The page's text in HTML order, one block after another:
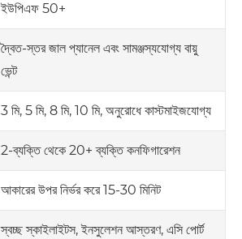
ইউপিএফ 50+
দ্বৈত-স্তর জাল প্যানেল এবং সামঞ্জস্যযোগ্য বায়ু
ভেন্ট
3 মি, 5 মি, 8 মি, 10 মি, অনুরোধে কাস্টমাইজযোগ্য
2-ব্যক্তি থেকে 20+ ব্যক্তি কনফিগারেশন
আকারের উপর নির্ভর করে 15-30 মিনিট
স্বচ্ছ স্কাইলাইটস, ইনসুলেশন আস্তরণ, এসি পোর্ট